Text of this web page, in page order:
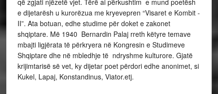
e dijetarësh u kurorëzua me kryevepren “Visaret e Kombit -
II”. Ata botuan, edhe studime për doket e zakonet
shqiptare. Më 1940 Bernardin Palaj rreth këtyre temave
mbajti ligjërata të përkryera në Kongresin e Studimeve
Shqiptare dhe në mbledhje të ndryshme kulturore. Gjatë
krijimtarisë së vet, ky dijetar poet përdori edhe anonimet, si
Kukel, Lapaj, Konstandinus, Viator.etj.